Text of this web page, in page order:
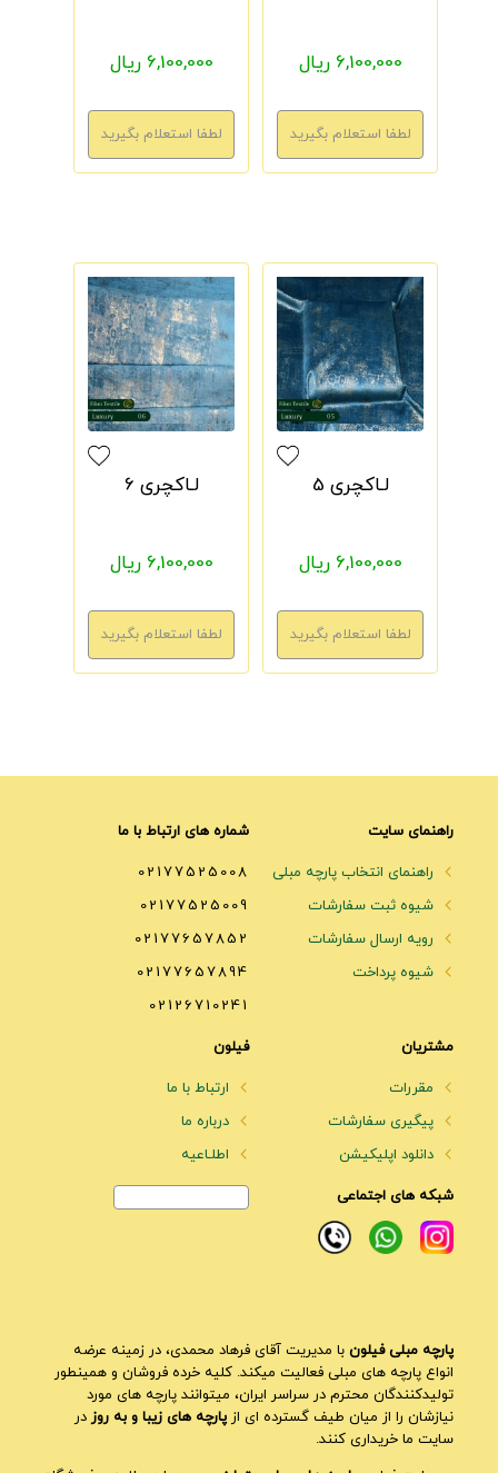
6,100,000 ریال 6,100,000 ریال
لـاکچری 5
6,100,000 ریال
لـاکچری 6
6,100,000 ریال
راهنمای سایت
راهنمای انتخاب پارچه مبلی
شیوه ثبت سفارشات
رویه ارسال سفارشات
شیوه پرداخت
شماره های ارتباط با ما
02177525008
02177525009
02177657852
02177657894
02126710241
مشتریان
مقررات
پیگیری سفارشات
دانلود اپلیکیشن
فیلون
ارتباط با ما
درباره ما
اطلـاعیه
شبکه های اجتماعی
پارچه مبلی فیلون با مدیریت آقای فرهاد محمدی، در زمینه عرضه
انواع پارچه های مبلی فعالیت میکند. کلیه خرده فروشان و همینطور
تولیدکنندگان محترم در سراسر ایران، میتوانند پارچه های مورد
نیازشان را از میان طیف گسترده ای ازپارچه های زیبا و به روز در
سایت ما خریداری کنند.